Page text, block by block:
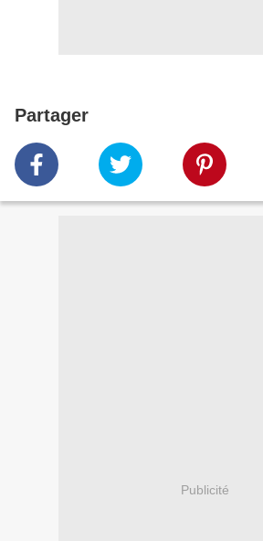
Partager
Publicité